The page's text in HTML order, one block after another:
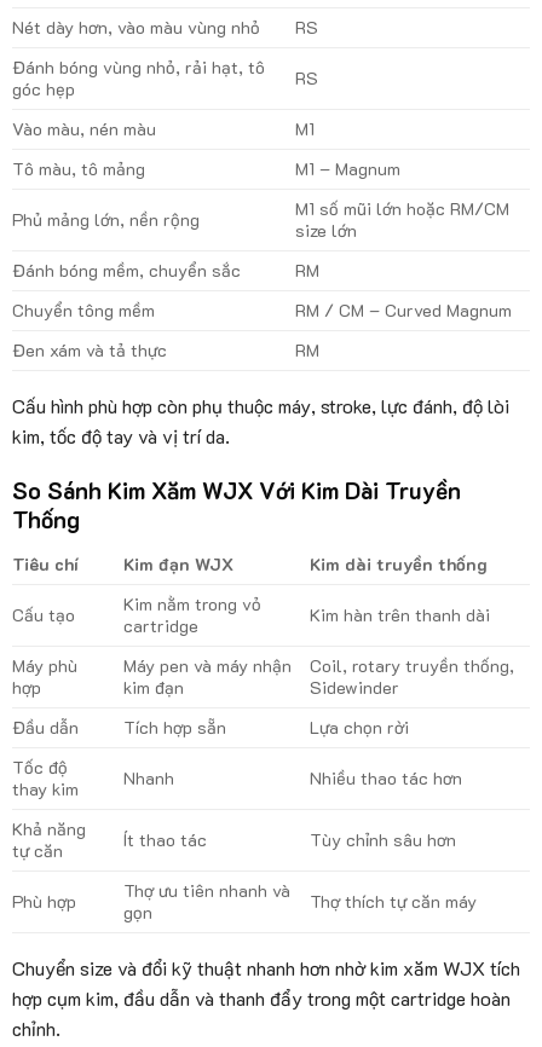
Nét dày hơn, vào màu vùng nhỏ
RS
Đánh bóng vùng nhỏ, rải hạt, tô
góc hẹp
RS
Vào màu, nén màu
M1
Tô màu, tô mảng
M1 – Magnum
Phủ mảng lớn, nền rộng
M1 số mũi lớn hoặc RM/CM
size lớn
Đánh bóng mềm, chuyển sắc
RM
Chuyển tông mềm
RM / CM – Curved Magnum
Đen xám và tả thực
RM
Cấu hình phù hợp còn phụ thuộc máy, stroke, lực đánh, độ lòi
kim, tốc độ tay và vị trí da.
So Sánh Kim Xăm WJX Với Kim Dài Truyền
Thống
Tiêu chí Kim đạn WJX Kim dài truyền thống
Cấu tạo
Kim nằm trong vỏ
cartridge
Kim hàn trên thanh dài
Máy phù
hợp
Máy pen và máy nhận
kim đạn
Coil, rotary truyền thống,
Sidewinder
Đầu dẫn
Tích hợp sẵn
Lựa chọn rời
Tốc độ
thay kim
Nhanh Nhiều thao tác hơn
Khả năng
tự căn
Ít thao tác Tùy chỉnh sâu hơn
Phù hợp
Thợ ưu tiên nhanh và
gọn
Thợ thích tự căn máy
Chuyển size và đổi kỹ thuật nhanh hơn nhờ kim xăm WJX tích
hợp cụm kim, đầu dẫn và thanh đẩy trong một cartridge hoàn
chỉnh.